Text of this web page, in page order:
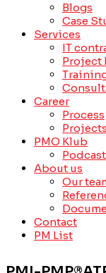
Blogs
Case
Services
IT
Project
Career
Process
Projects
PMO Klub
Podcast
About us
Our
Contact
PM List